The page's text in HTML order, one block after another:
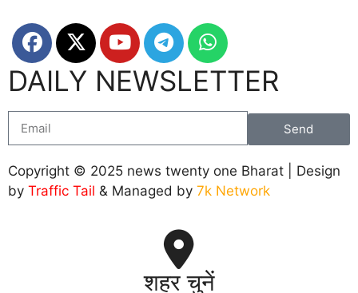
DAILY NEWSLETTER
Send
Copyright © 2025 news twenty one Bharat | Design
by Traffic Tail & Managed by 7k Network
शहर चुनें